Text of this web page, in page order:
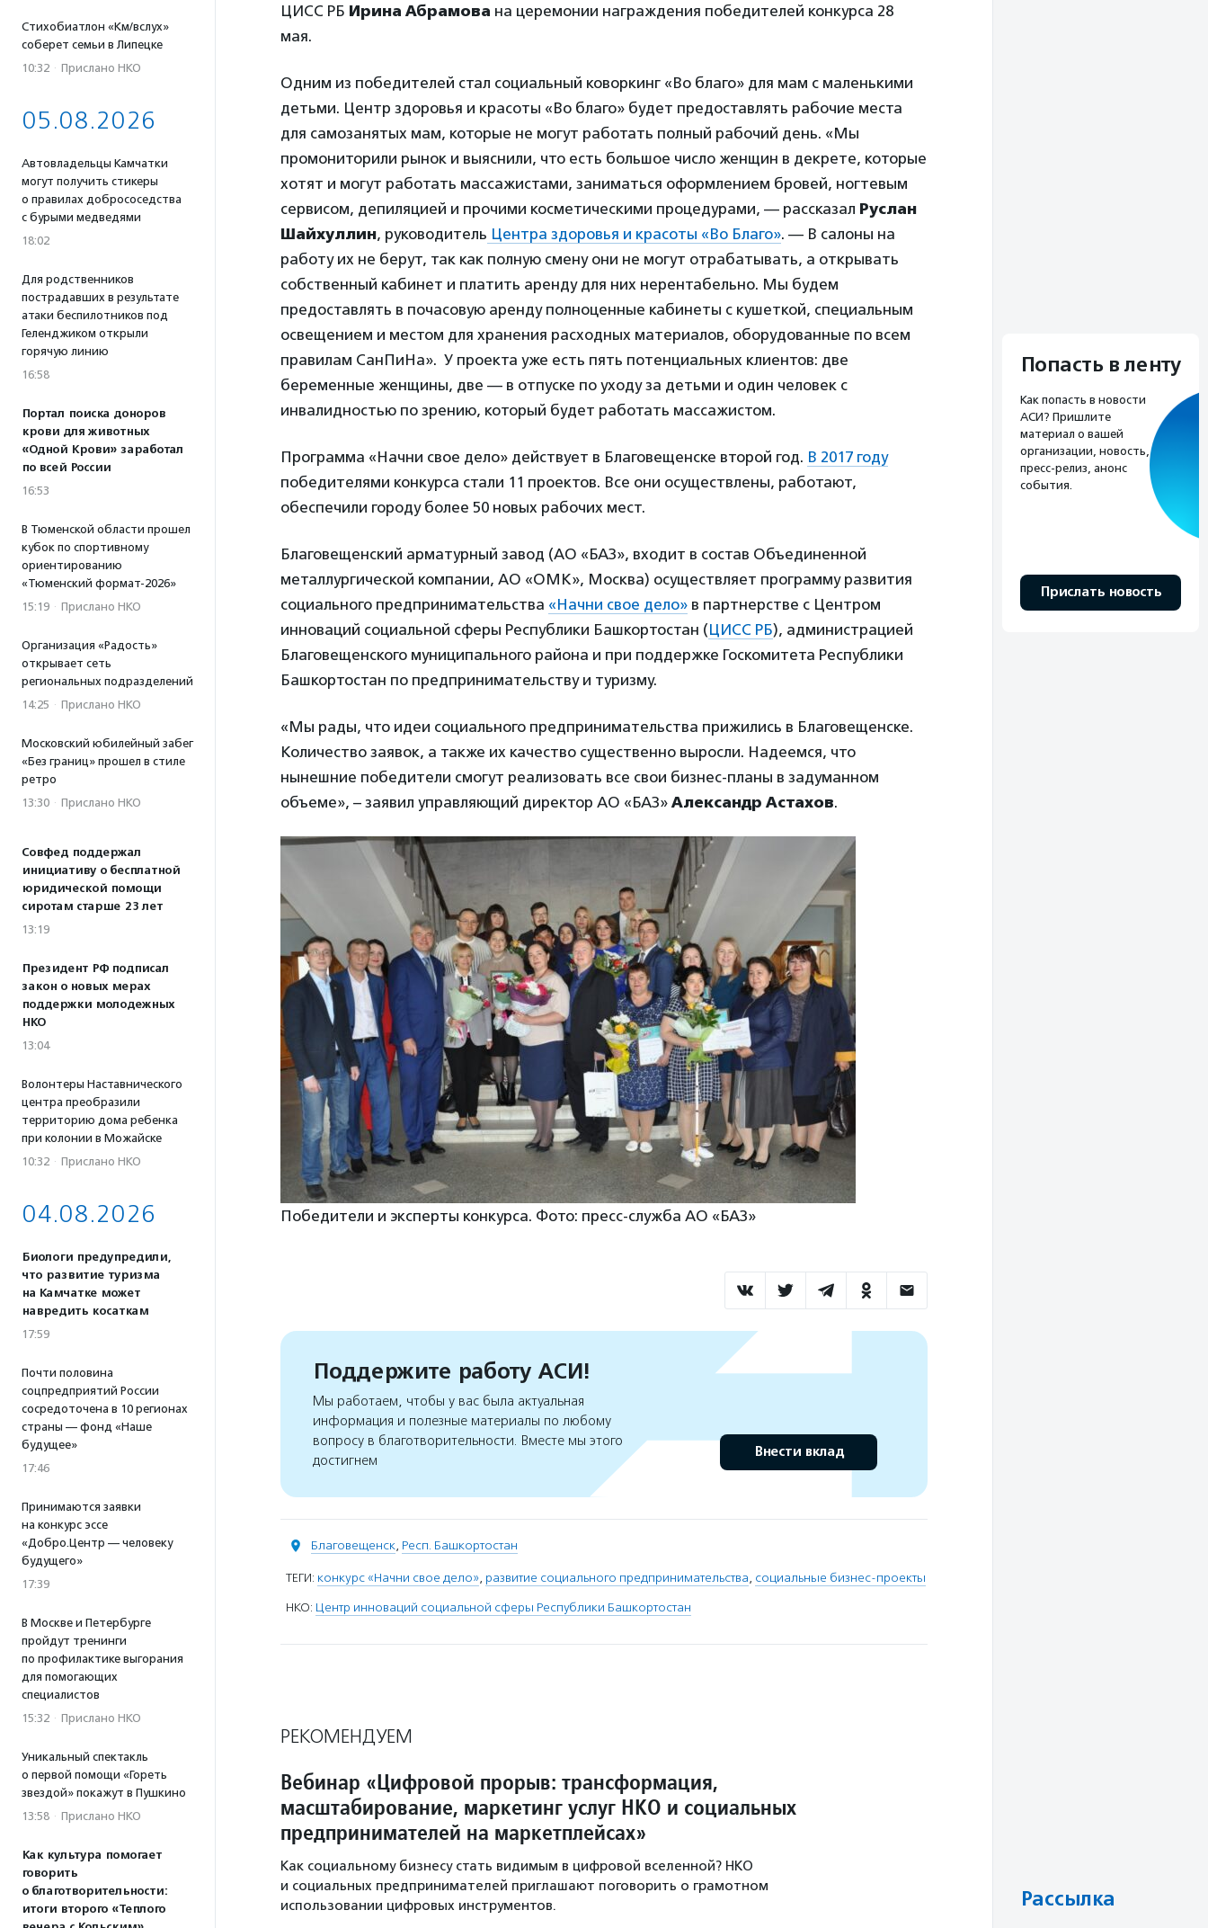
Стихобиатлон «Км/вслух»
соберет семьи в Липецке
10:32 · Прислано НКО
05.08.2026
Автовладельцы Камчатки
могут получить стикеры
о правилах добрососедства
с бурыми медведями
18:02
Для родственников
пострадавших в результате
атаки беспилотников под
Геленджиком открыли
горячую линию
16:58
Портал поиска доноров
крови для животных
«Одной Крови» заработал
по всей России
16:53
В Тюменской области прошел
кубок по спортивному
ориентированию
«Тюменский формат-2026»
15:19 · Прислано НКО
Организация «Радость»
открывает сеть
региональных подразделений
14:25 · Прислано НКО
Московский юбилейный забег
«Без границ» прошел в стиле
ретро
13:30 · Прислано НКО
Совфед поддержал
инициативу о бесплатной
юридической помощи
сиротам старше 23 лет
13:19
Президент РФ подписал
закон о новых мерах
поддержки молодежных
НКО
13:04
Волонтеры Наставнического
центра преобразили
территорию дома ребенка
при колонии в Можайске
10:32 · Прислано НКО
04.08.2026
Биологи предупредили,
что развитие туризма
на Камчатке может
навредить косаткам
17:59
Почти половина
соцпредприятий России
сосредоточена в 10 регионах
страны — фонд «Наше
будущее»
17:46
Принимаются заявки
на конкурс эссе
«Добро.Центр — человеку
будущего»
17:39
В Москве и Петербурге
пройдут тренинги
по профилактике выгорания
для помогающих
специалистов
15:32 · Прислано НКО
Уникальный спектакль
о первой помощи «Гореть
звездой» покажут в Пушкино
13:58 · Прислано НКО
Как культура помогает
говорить
о благотворительности:
итоги второго «Теплого
ЦИСС РБ Ирина Абрамова на церемонии награждения победителей конкурса 28
мая.
Одним из победителей стал социальный коворкинг «Во благо» для мам с маленькими
детьми. Центр здоровья и красоты «Во благо» будет предоставлять рабочие места
для самозанятых мам, которые не могут работать полный рабочий день. «Мы
промониторили рынок и выяснили, что есть большое число женщин в декрете, которые
хотят и могут работать массажистами, заниматься оформлением бровей, ногтевым
сервисом, депиляцией и прочими косметическими процедурами, — рассказал Руслан
Шайхуллин, руководитель Центра здоровья и красоты «Во Благо». — В салоны на
работу их не берут, так как полную смену они не могут отрабатывать, а открывать
собственный кабинет и платить аренду для них нерентабельно. Мы будем
предоставлять в почасовую аренду полноценные кабинеты с кушеткой, специальным
освещением и местом для хранения расходных материалов, оборудованные по всем
правилам СанПиНа». У проекта уже есть пять потенциальных клиентов: две
беременные женщины, две — в отпуске по уходу за детьми и один человек с
инвалидностью по зрению, который будет работать массажистом.
Программа «Начни свое дело» действует в Благовещенске второй год. В 2017 году
победителями конкурса стали 11 проектов. Все они осуществлены, работают,
обеспечили городу более 50 новых рабочих мест.
Благовещенский арматурный завод (АО «БАЗ», входит в состав Объединенной
металлургической компании, АО «ОМК», Москва) осуществляет программу развития
социального предпринимательства «Начни свое дело» в партнерстве с Центром
инноваций социальной сферы Республики Башкортостан (ЦИСС РБ), администрацией
Благовещенского муниципального района и при поддержке Госкомитета Республики
Башкортостан по предпринимательству и туризму.
«Мы рады, что идеи социального предпринимательства прижились в Благовещенске.
Количество заявок, а также их качество существенно выросли. Надеемся, что
нынешние победители смогут реализовать все свои бизнес-планы в задуманном
объеме», – заявил управляющий директор АО «БАЗ» Александр Астахов.
Победители и эксперты конкурса. Фото: пресс-служба АО «БАЗ»
Поддержите работу АСИ!
Мы работаем, чтобы у вас была актуальная
информация и полезные материалы по любому
вопросу в благотворительности. Вместе мы этого
достигнем
Внести вклад
Благовещенск, Респ. Башкортостан
ТЕГИ: конкурс «Начни свое дело», развитие социального предпринимательства, социальные бизнес-проекты
НКО: Центр инноваций социальной сферы Республики Башкортостан
РЕКОМЕНДУЕМ
Вебинар «Цифровой прорыв: трансформация,
масштабирование, маркетинг услуг НКО и социальных
предпринимателей на маркетплейсах»
Как социальному бизнесу стать видимым в цифровой вселенной? НКО
и социальных предпринимателей приглашают поговорить о грамотном
использовании цифровых инструментов.
Попасть в ленту
Как попасть в новости
АСИ? Пришлите
материал о вашей
организации, новость,
пресс-релиз, анонс
события.
Прислать новость
Рассылка